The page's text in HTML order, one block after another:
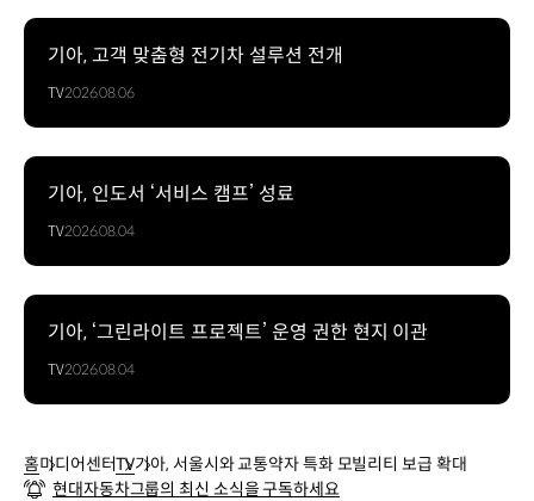
기아, 고객 맞춤형 전기차 설루션 전개
TV2026.08.06
기아, 인도서 ‘서비스 캠프’ 성료
TV2026.08.04
기아, ‘그린라이트 프로젝트’ 운영 권한 현지 이관
TV2026.08.04
홈미디어센터TV기아, 서울시와 교통약자 특화 모빌리티 보급 확대
현대자동차그룹의 최신 소식을 구독하세요